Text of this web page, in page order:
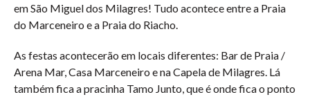
em São Miguel dos Milagres! Tudo acontece entre a Praia
do Marceneiro e a Praia do Riacho.
As festas acontecerão em locais diferentes: Bar de Praia /
Arena Mar, Casa Marceneiro e na Capela de Milagres. Lá
também fica a pracinha Tamo Junto, que é onde fica o ponto